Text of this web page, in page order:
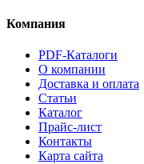
Компания
PDF-Каталоги
О компании
Доставка и оплата
Статьи
Каталог
Прайс-лист
Контакты
Карта сайта